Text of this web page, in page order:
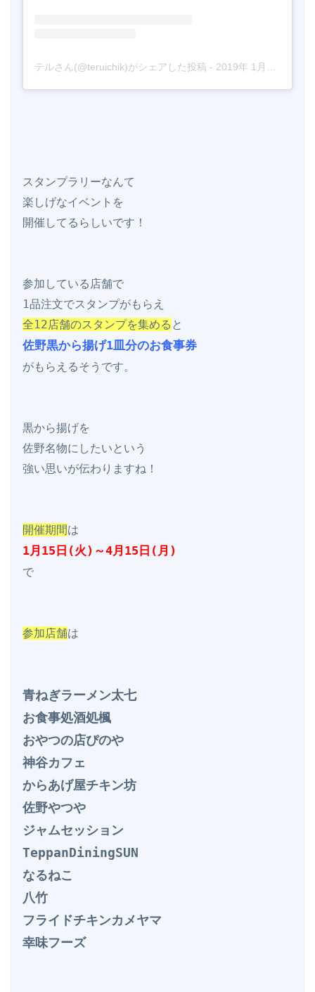
テルさん(@teruichik)がシェアした投稿 - 2019年 1月月8日午前1時15分PST
スタンプラリーなんて
楽しげなイベントを
開催してるらしいです！
参加している店舗で
全12店舗のスタンプを集める
佐野黒から揚げ1皿分のお食事券
がもらえるそうです。
黒から揚げを
佐野名物にしたいという
強い思いが伝わりますね！
開催期間
1月15日(火)～4月15日(月)
で
参加店舗は
青ねぎラーメン太七
お食事処酒処楓
おやつの店ぴのや
神谷カフェ
からあげ屋チキン坊
佐野やつや
ジャムセッション
TeppanDiningSUN
なるねこ
八竹
フライドチキンカメヤマ
幸味フーズ